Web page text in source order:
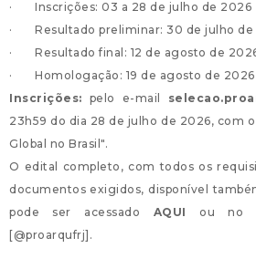
· Inscrições: 03 a 28 de julho de 2026
· Resultado preliminar: 30 de julho de
· Resultado final: 12 de agosto de
· Homologação: 19 de agosto de 2026
Inscrições: pelo e-mail
23h59 do dia 28 de julho de 2026, com
Global no Brasil".
O edital completo, com todos os
documentos exigidos, disponível
pode ser acessado AQUI
ou no
[@proarqufrj].